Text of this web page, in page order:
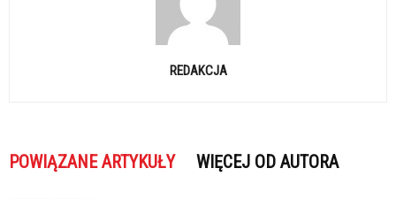
REDAKCJA
POWIĄZANE ARTYKUŁY WIĘCEJ OD AUTORA